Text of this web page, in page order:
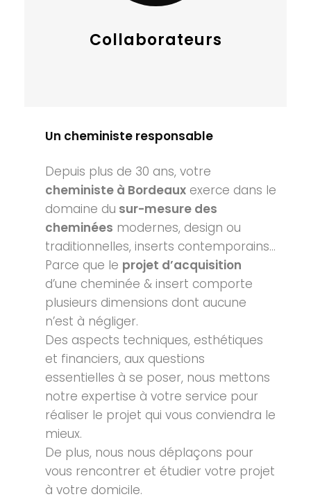
Collaborateurs
Un cheministe responsable
Depuis plus de 30 ans, votre
cheministe à Bordeauxexerce dans le
domaine du sur-mesure des
cheminées modernes, design ou
traditionnelles, inserts contemporains…
Parce que le projet d’acquisition
d’une cheminée & insert comporte
plusieurs dimensions dont aucune
n’est à négliger.
Des aspects techniques, esthétiques
et financiers, aux questions
essentielles à se poser, nous mettons
notre expertise à votre service pour
réaliser le projet qui vous conviendra le
mieux.
De plus, nous nous déplaçons pour
vous rencontrer et étudier votre projet
à votre domicile.